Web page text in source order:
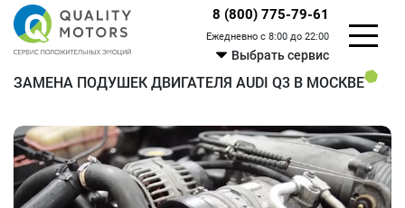
8 (800) 775-79-61
Ежедневно с 8:00 до 22:00
Выбрать сервис
ЗАМЕНА ПОДУШЕК ДВИГАТЕЛЯ AUDI Q3 В МОСКВЕ